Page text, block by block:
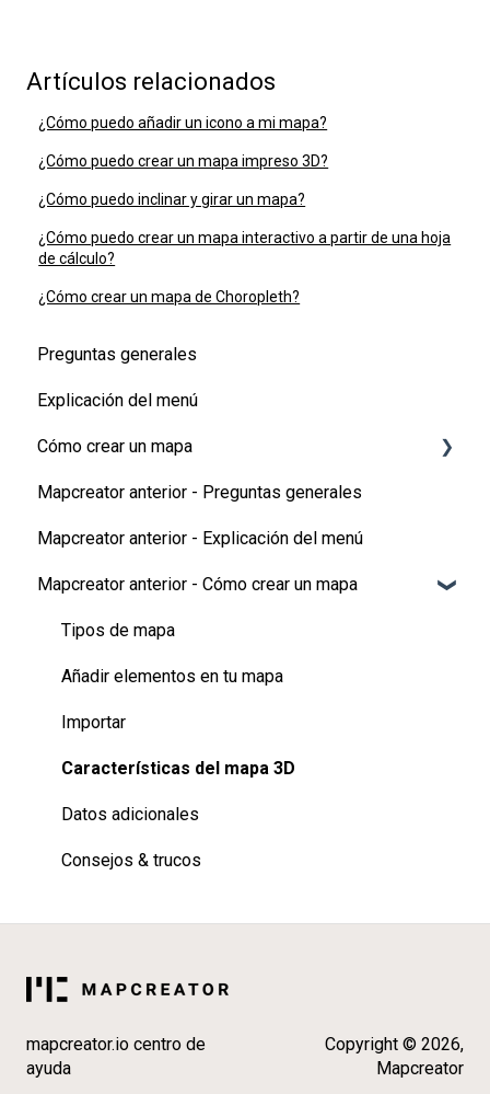
Artículos relacionados
¿Cómo puedo añadir un icono a mi mapa?
¿Cómo puedo crear un mapa impreso 3D?
¿Cómo puedo inclinar y girar un mapa?
¿Cómo puedo crear un mapa interactivo a partir de una hoja
de cálculo?
¿Cómo crear un mapa de Choropleth?
Preguntas generales
Explicación del menú
Cómo crear un mapa
Tipos de mapa
Añadir elementos al mapa
Animaciones del mapa
Funciones 3D
Datos adicionales
Consejos & trucos
Mapcreator anterior - Preguntas generales
Mapcreator anterior - Explicación del menú
Mapcreator anterior - Cómo crear un mapa
Tipos de mapa
Añadir elementos en tu mapa
Importar
Características del mapa 3D
Datos adicionales
Consejos & trucos
mapcreator.io centro de
ayuda
Copyright © 2026,
Mapcreator